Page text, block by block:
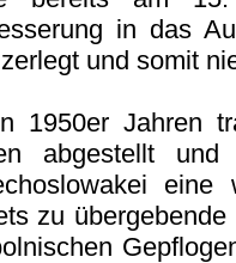
in das
und somit
1950er Jahren
abgestellt
zu